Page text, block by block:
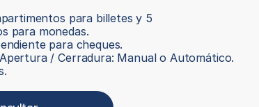
para billetes y 5
para monedas.
para cheques.
/ Cerradura: Manual o Automático.